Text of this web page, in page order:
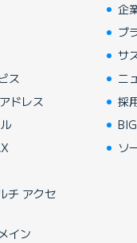
ス
ドレス
チ アクセ
イン
企
ブ
サ
ニ
採
ソ